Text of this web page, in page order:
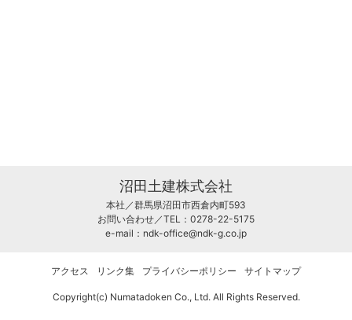
沼田土建株式会社
本社／群馬県沼田市西倉内町593
お問い合わせ／TEL：0278-22-5175
e-mail： ndk-office@ndk-g.co.jp
アクセス リンク集 プライバシーポリシー サイトマップ
Copyright(c) Numatadoken Co., Ltd. All Rights Reserved.